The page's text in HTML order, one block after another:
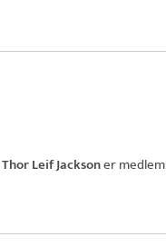
Thor Leif Jacksoner medlem